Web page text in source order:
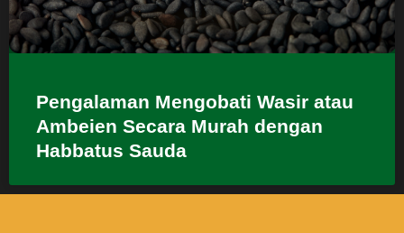
Pengalaman Mengobati Wasir atau
Ambeien Secara Murah dengan
Habbatus Sauda